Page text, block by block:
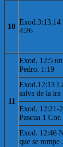
10
Exod.3:13,14
4:26
11
Exod. 12:5
Pedro. 1:19
Exod.12:13
salva de la
Exod. 12:21-
Pascua 1
Exod. 12:46
que se rompe